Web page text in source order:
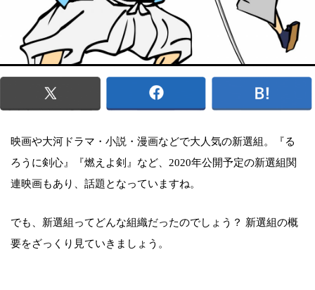
映画や大河ドラマ・小説・漫画などで大人気の新選組。『る
ろうに剣心』『燃えよ剣』など、2020年公開予定の新選組関
連映画もあり、話題となっていますね。
でも、新選組ってどんな組織だったのでしょう？ 新選組の概
要をざっくり見ていきましょう。